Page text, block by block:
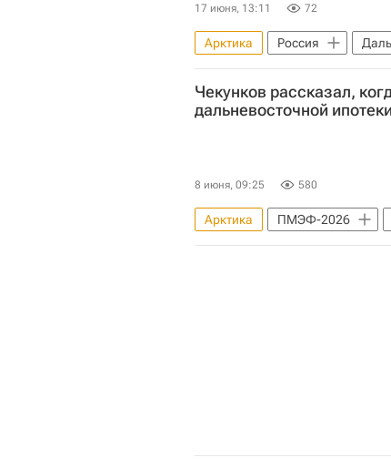
17 июня, 13:11 72
Арктика Россия
Дальневосточный гектар
Чекунков рассказал,
дальневосточной ипотеки
8 июня, 09:25 580
Арктика ПМЭФ-2026
Министерство финансов РФ